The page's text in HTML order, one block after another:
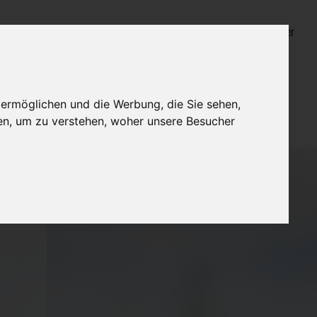
und die Werbung, die Sie sehen,
um zu verstehen, woher unsere Besucher
Login für Bestatter